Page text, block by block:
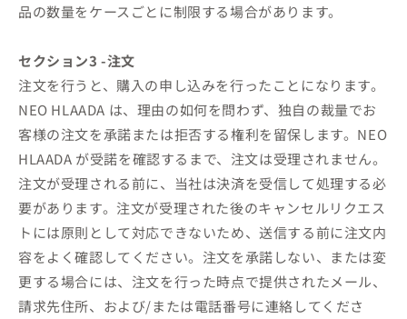
品の数量をケースごとに制限する場合があります。
セクション3 -注文
注文を行うと、購入の申し込みを行ったことになります。
NEO HLAADA は、理由の如何を問わず、独自の裁量でお
客様の注文を承諾または拒否する権利を留保します。NEO
HLAADA が受諾を確認するまで、注文は受理されません。
注文が受理される前に、当社は決済を受信して処理する必
要があります。注文が受理された後のキャンセルリクエス
トには原則として対応できないため、送信する前に注文内
容をよく確認してください。注文を承諾しない、または変
更する場合には、注文を行った時点で提供されたメール、
請求先住所、および/または電話番号に連絡してくださ